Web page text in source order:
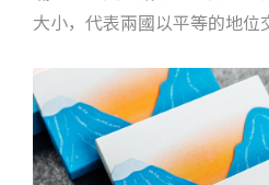
大小，代表兩國以平等的地位